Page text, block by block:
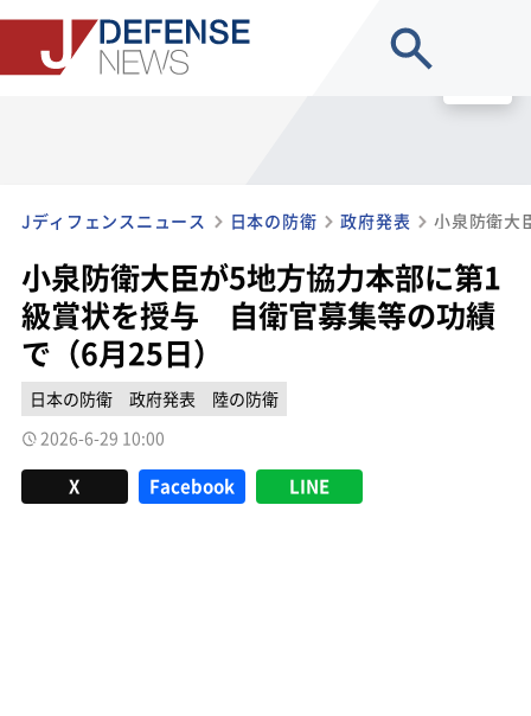
Jディフェンスニュース 日本の防衛 政府発表
小泉防衛大臣が5地方協力本部に第1
級賞状を授与 自衛官募集等の功績
で（6月25日）
日本の防衛 政府発表
陸の防衛
2026-6-29 10:00
X Facebook LINE